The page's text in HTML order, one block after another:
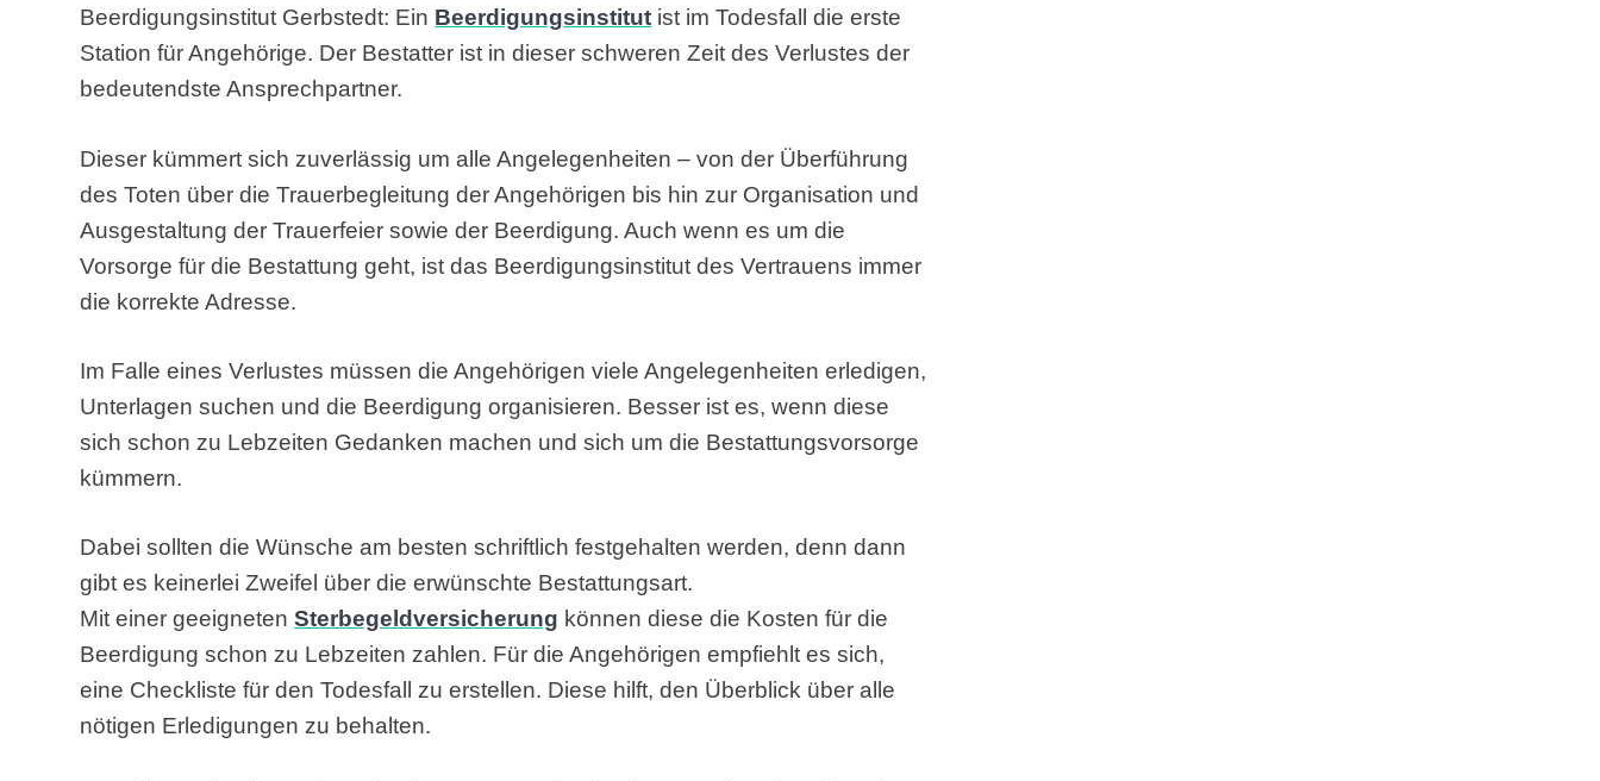
Beerdigungsinstitut Gerbstedt: Ein Beerdigungsinstitut ist im Todesfall die erste
Station für Angehörige. Der Bestatter ist in dieser schweren Zeit des Verlustes der
bedeutendste Ansprechpartner.
Dieser kümmert sich zuverlässig um alle Angelegenheiten – von der Überführung
des Toten über die Trauerbegleitung der Angehörigen bis hin zur Organisation und
Ausgestaltung der Trauerfeier sowie der Beerdigung. Auch wenn es um die
Vorsorge für die Bestattung geht, ist das Beerdigungsinstitut des Vertrauens immer
die korrekte Adresse.
Im Falle eines Verlustes müssen die Angehörigen viele Angelegenheiten erledigen,
Unterlagen suchen und die Beerdigung organisieren. Besser ist es, wenn diese
sich schon zu Lebzeiten Gedanken machen und sich um die Bestattungsvorsorge
kümmern.
Dabei sollten die Wünsche am besten schriftlich festgehalten werden, denn dann
gibt es keinerlei Zweifel über die erwünschte Bestattungsart.
Mit einer geeignetenSterbegeldversicherung können diese die Kosten für die
Beerdigung schon zu Lebzeiten zahlen. Für die Angehörigen empfiehlt es sich,
eine Checkliste für den Todesfall zu erstellen. Diese hilft, den Überblick über alle
nötigen Erledigungen zu behalten.